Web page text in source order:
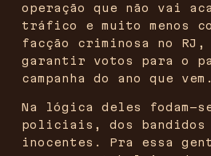
operação que não vai
tráfico e muito menos
facção criminosa no RJ,
garantir votos para o
campanha do ano que vem.
Na lógica deles fodam-
policiais, dos bandidos
inocentes. Pra essa